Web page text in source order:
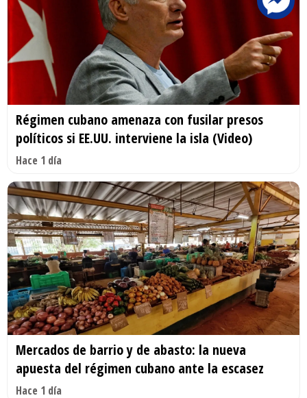
Régimen cubano amenaza con fusilar presos
políticos si EE.UU. interviene la isla (Video)
Hace 1 día
Mercados de barrio y de abasto: la nueva
apuesta del régimen cubano ante la escasez
Hace 1 día